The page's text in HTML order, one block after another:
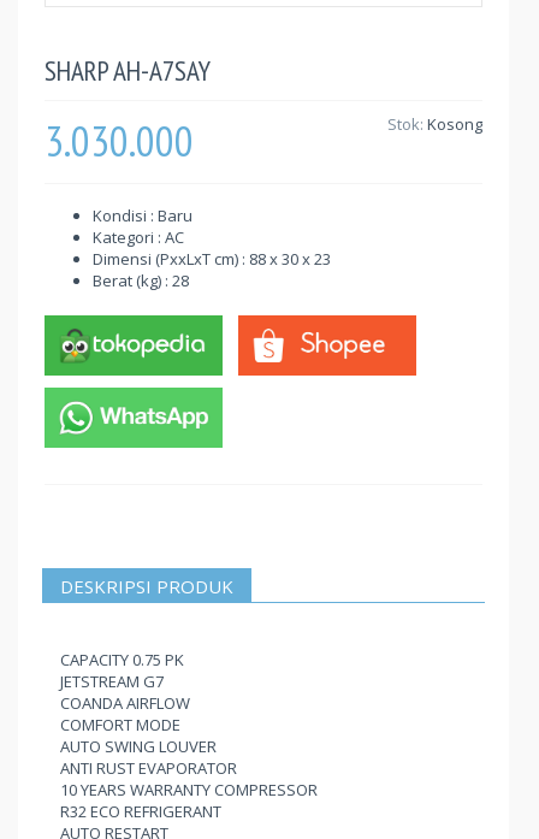
SHARP AH-A7SAY
3.030.000 Stok: Kosong
Kondisi : Baru
Kategori : AC
Dimensi (PxxLxT cm) : 88 x 30 x 23
Berat (kg) : 28
DESKRIPSI PRODUK
CAPACITY 0.75 PK
JETSTREAM G7
COANDA AIRFLOW
COMFORT MODE
AUTO SWING LOUVER
ANTI RUST EVAPORATOR
10 YEARS WARRANTY COMPRESSOR
R32 ECO REFRIGERANT
AUTO RESTART